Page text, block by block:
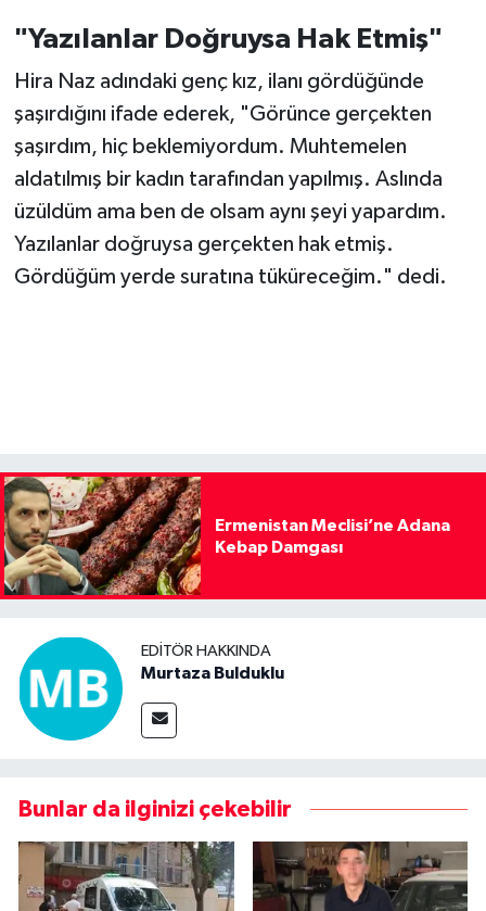
"Yazılanlar Doğruysa Hak Etmiş"
Hira Naz adındaki genç kız, ilanı gördüğünde
şaşırdığını ifade ederek, "Görünce gerçekten
şaşırdım, hiç beklemiyordum. Muhtemelen
aldatılmış bir kadın tarafından yapılmış. Aslında
üzüldüm ama ben de olsam aynı şeyi yapardım.
Yazılanlar doğruysa gerçekten hak etmiş.
Gördüğüm yerde suratına tüküreceğim." dedi.
Ermenistan Meclisi’ne Adana
Kebap Damgası
EDITÖR HAKKINDA
Murtaza Bulduklu
Bunlar da ilginizi çekebilir